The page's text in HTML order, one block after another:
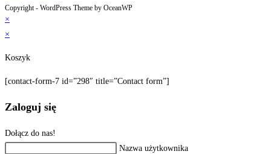
Copyright - WordPress Theme by OceanWP
×
×
Koszyk
[contact-form-7 id=”298″ title=”Contact form”]
Zaloguj się
Dołącz do nas!
Nazwa użytkownika